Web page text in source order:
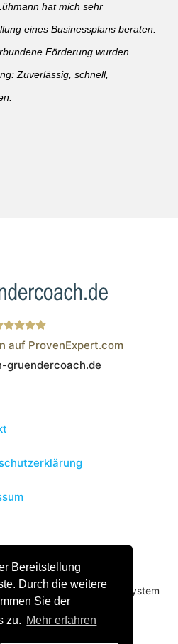
Bereitstellung
Durch die weitere
Sie der
zu. Mehr erfahren
hat mich sehr
eines Businessplans beraten.
Förderung wurden
Zuverlässig, schnell,
GmbH
auf ProvenExpert.com
gruendercoach.de
unserer über 15 jährigen
erfolgreichen Coachingsystem